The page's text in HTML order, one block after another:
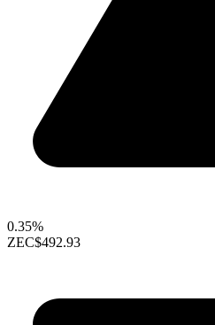
0.35%
ZEC$492.93